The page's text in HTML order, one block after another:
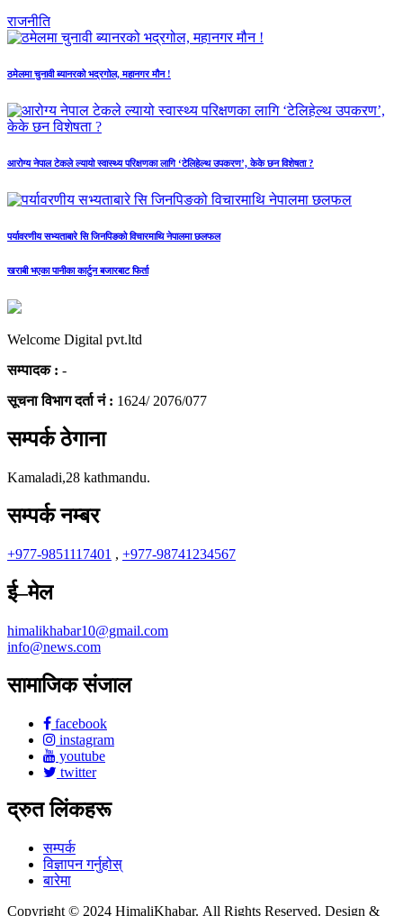
राजनीति
ठमेलमा चुनावी ब्यानरको भद्रगोल, महानगर मौन !
आरोग्य नेपाल टेकले ल्यायो स्वास्थ्य परिक्षणका लागि ‘टेलिहेल्थ उपकरण’, केके छन विशेषता ?
पर्यावरणीय सभ्यताबारे सि जिनपिङको विचारमाथि नेपालमा छलफल
खराबी भएका पानीका कार्टुन बजारबाट फिर्ता
Welcome Digital pvt.ltd
सम्पादक : -
सूचना विभाग दर्ता नं : 1624/ 2076/077
सम्पर्क ठेगाना
Kamaladi,28 kathmandu.
सम्पर्क नम्बर
+977-9851117401 , +977-98741234567
ई–मेल
himalikhabar10@gmail.com
info@news.com
सामाजिक संजाल
facebook
instagram
youtube
twitter
द्रुत लिंकहरू
सम्पर्क
विज्ञापन गर्नुहोस्
बारेमा
Copyright © 2024 HimaliKhabar. All Rights Reserved. Design &